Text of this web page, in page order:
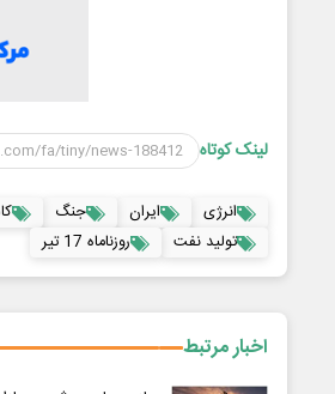
لینک کوتاه
انرژی ایران جنگ
تولید نفت
روزناماه 17 تیر
اخبار مرتبط